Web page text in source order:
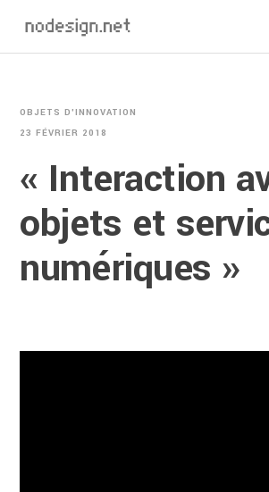
OBJETS D'INNOVATION
23 FÉVRIER 2018
« Interaction
objets et
numériques »